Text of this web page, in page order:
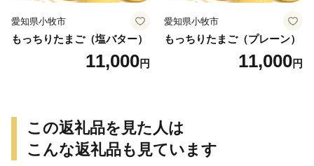
愛知県小牧市
もっちりたまご（塩バター）
11,000円
愛知県小牧市
もっちりたまご（プレーン）
11,000円
この返礼品を見た人は
こんな返礼品も見ています